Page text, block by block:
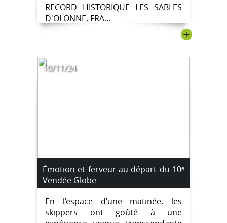
RECORD HISTORIQUE LES SABLES
D'OLONNE, FRA...
+
10/11/24
Émotion et ferveur au départ du 10ᵉ
Vendée Globe
En l’espace d’une matinée, les
skippers ont goûté à une